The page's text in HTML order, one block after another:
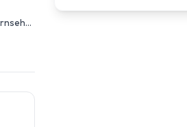
Kabel-/Satellitenfernsehen